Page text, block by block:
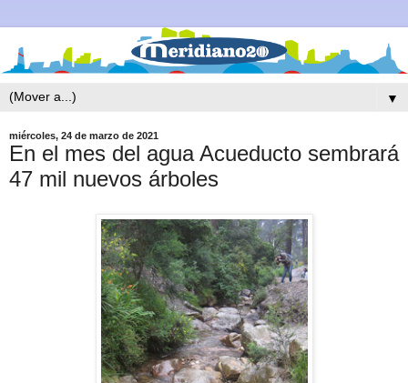
▼
miércoles, 24 de marzo de 2021
En el mes del agua Acueducto sembrará
47 mil nuevos árboles